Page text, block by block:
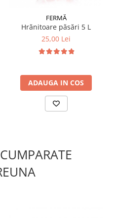
FERMĂ
Hrănitoare păsări 5 L
25,00 Lei
ADAUGA IN COS